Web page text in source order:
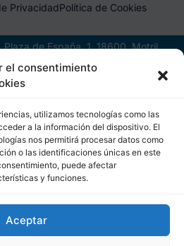
el consentimiento
utilizamos tecnologías como las
a la información del dispositivo. El
nos permitirá procesar datos como
o las identificaciones únicas en este
puede afectar
y funciones.
Aceptar
PrivacidadPolítica de Cookies
de España, 1, 18600, Motril,
DIR3: L01181400